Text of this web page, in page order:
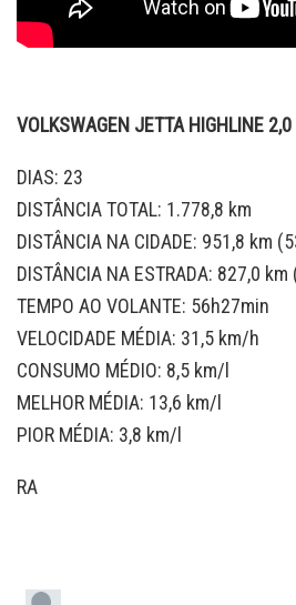
VOLKSWAGEN JETTA HIGHLINE
DIAS: 23
DISTÂNCIA TOTAL: 1.778,8 km
DISTÂNCIA NA CIDADE: 951,8 km
DISTÂNCIA NA ESTRADA: 827,0 km
TEMPO AO VOLANTE: 56h27min
VELOCIDADE MÉDIA: 31,5 km/h
CONSUMO MÉDIO: 8,5 km/l
MELHOR MÉDIA: 13,6 km/l
PIOR MÉDIA: 3,8 km/l
RA